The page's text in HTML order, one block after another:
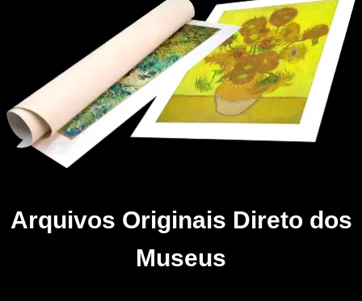
Arquivos Originais Direto dos
Museus